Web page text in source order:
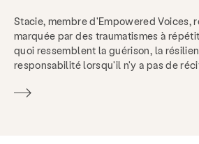
Stacie, membre d'Empowered Voices,
marquée par des traumatismes à
quoi ressemblent la guérison, la
responsabilité lorsqu'il n'y a pas de